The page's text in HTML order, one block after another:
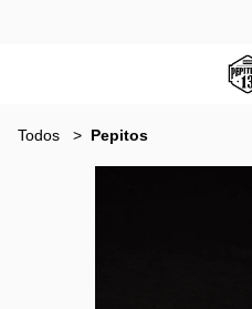
Todos Pepitos